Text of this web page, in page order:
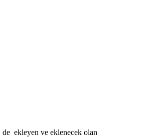
ekleyen ve eklenecek olan